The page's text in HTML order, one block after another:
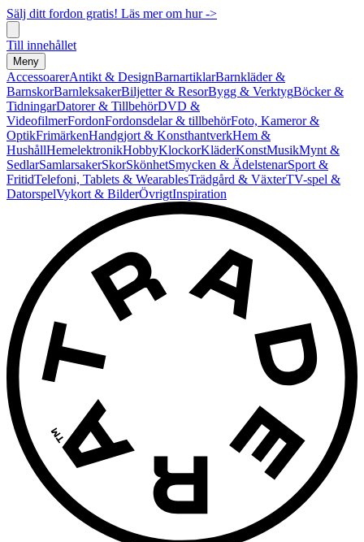
Sälj ditt fordon gratis! Läs mer om hur ->
Till innehållet
Meny
AccessoarerAntikt & DesignBarnartiklarBarnkläder &
BarnskorBarnleksakerBiljetter & ResorBygg & VerktygBöcker &
TidningarDatorer & TillbehörDVD &
VideofilmerFordonFordonsdelar & tillbehörFoto, Kameror &
OptikFrimärkenHandgjort & KonsthantverkHem &
HushållHemelektronikHobbyKlockorKläderKonstMusikMynt &
SedlarSamlarsakerSkorSkönhetSmycken & ÄdelstenarSport &
FritidTelefoni, Tablets & WearablesTrädgård & VäxterTV-spel &
DatorspelVykort & BilderÖvrigtInspiration